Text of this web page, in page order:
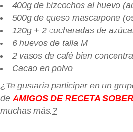
400g de bizcochos al huevo
500g de queso mascarpone
120g + 2 cucharadas de
6 huevos de talla M
2 vasos de café bien
Cacao en polvo
¿Te gustaría participar en un
deAMIGOS DE RECETA
muchas más.?